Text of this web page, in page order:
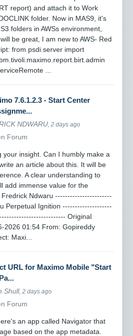
report) and attach it to Work
folder. Now in MAS9, it's
folders in AWSs environment,
be great, I am new to AWS- Red
from psdi.server import
...
7.6.1.2.3 - Start Center
NDWARU , 2 days ago
Forum
your insight. Can I humbly make a
an article about this. It will be
A clear understanding to
add immense value for the
Fredrick Ndwaru -----------------------
Perpetual Ignition --------------------
Original
2026 01:54 From: Gopireddy
Maxi...
URL for Maximo Mobile "Start
Shull, 2 days ago
Forum
an app called Navigator that
based on the app metadata.